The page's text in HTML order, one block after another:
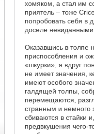
хомяком, а стал им
приятель – тоже
попробовать себя в
доселе
Оказавшись в толпе
приспособления и
«шкурки», я вдруг
не имеет значения,
имеют особого
галдящей толпы,
перемещаются,
странным и немного
сбиваются в стайки
предвкушения чего-